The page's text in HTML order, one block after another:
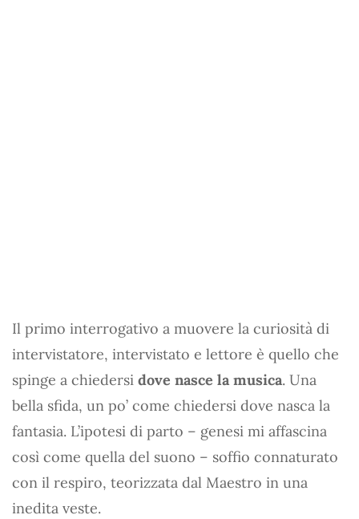
Il primo interrogativo a muovere la curiosità di
intervistatore, intervistato e lettore è quello che
spinge a chiedersi dove nasce la musica. Una
bella sfida, un po’ come chiedersi dove nasca la
fantasia. L’ipotesi di parto – genesi mi affascina
così come quella del suono – soffio connaturato
con il respiro, teorizzata dal Maestro in una
inedita veste.